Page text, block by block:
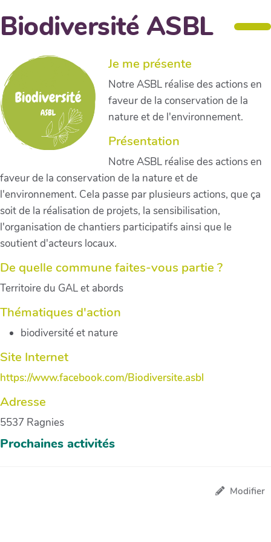
Biodiversité ASBL
Je me présente
Notre ASBL réalise des actions en
faveur de la conservation de la
nature et de l'environnement.
Présentation
Notre ASBL réalise des actions en
faveur de la conservation de la nature et de
l'environnement. Cela passe par plusieurs actions, que ça
soit de la réalisation de projets, la sensibilisation,
l'organisation de chantiers participatifs ainsi que le
soutient d'acteurs locaux.
De quelle commune faites-vous partie ?
Territoire du GAL et abords
Thématiques d'action
biodiversité et nature
Site Internet
https://www.facebook.com/Biodiversite.asbl
Adresse
5537 Ragnies
Prochaines activités
Modifier